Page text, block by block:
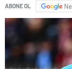
ABONE OL